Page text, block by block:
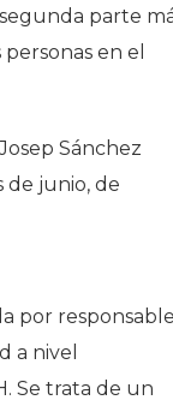
parte
en el
Sánchez
de junio, de
por
a nivel
Se trata de un